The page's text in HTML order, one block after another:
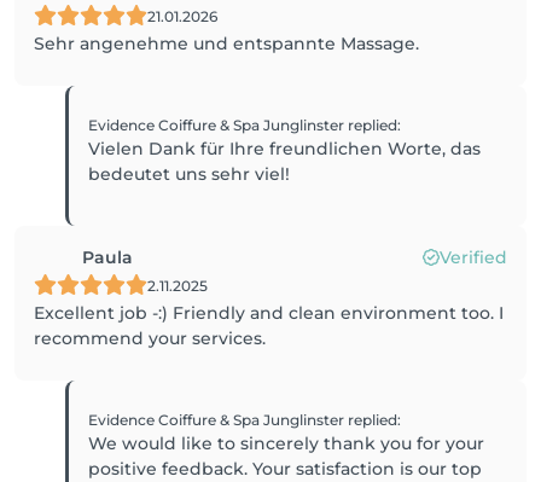
21.01.2026
Sehr angenehme und entspannte Massage.
Evidence Coiffure & Spa Junglinster replied:
Vielen Dank für Ihre freundlichen Worte, das
bedeutet uns sehr viel!
Paula Verified
2.11.2025
Excellent job -:) Friendly and clean environment too. I
recommend your services.
Evidence Coiffure & Spa Junglinster replied:
We would like to sincerely thank you for your
positive feedback. Your satisfaction is our top